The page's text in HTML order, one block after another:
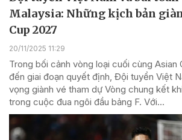
Malaysia: Những kịch bản
Cup 2027
20/11/2025 11:29
Trong bối cảnh vòng loại cuối cùng Asian
đến giai đoạn quyết định, Đội tuyển Việt
vọng giành vé tham dự Vòng chung kết
trong cuộc đua ngôi đầu bảng F. Với...